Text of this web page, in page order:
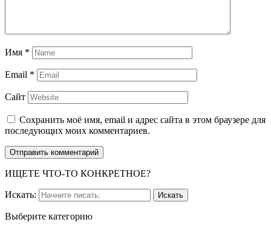
Имя *
Email *
Сайт
Сохранить моё имя, email и адрес сайта в этом браузере для
последующих моих комментариев.
ИЩЕТЕ ЧТО-ТО КОНКРЕТНОЕ?
Искать:
Выберите категорию